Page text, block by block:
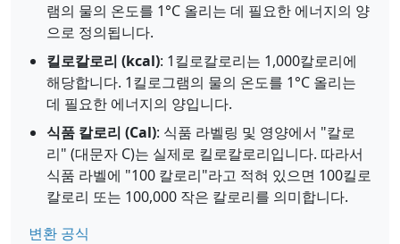
램의 물의 온도를 1°C 올리는 데 필요한 에너지의 양
으로 정의됩니다.
킬로칼로리 (kcal): 1킬로칼로리는 1,000칼로리에
해당합니다. 1킬로그램의 물의 온도를 1°C 올리는
데 필요한 에너지의 양입니다.
식품 칼로리 (Cal): 식품 라벨링 및 영양에서 "칼로
리" (대문자 C)는 실제로 킬로칼로리입니다. 따라서
식품 라벨에 "100 칼로리"라고 적혀 있으면 100킬로
칼로리 또는 100,000 작은 칼로리를 의미합니다.
변환 공식